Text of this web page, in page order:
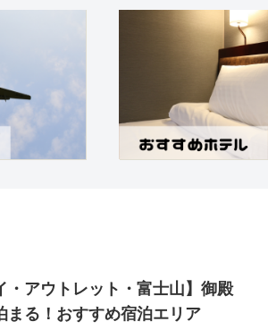
・アウトレット・富士山】御殿
まる！おすすめ宿泊エリア